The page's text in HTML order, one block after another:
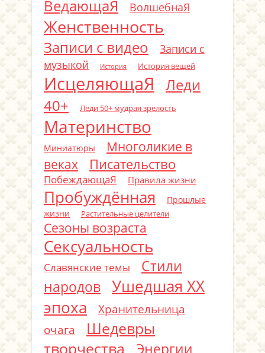
ВедающаЯ ВолшебнаЯ
Женственность
Записи с видео
Записи с
музыкой
История История вещей
ИсцеляющаЯ
Леди
40+
Леди 50+ мудрая зрелость
Материнство
Миниатюры
Многоликие в
веках
Писательство
ПобеждающаЯ Правила жизни
Пробуждённая
Прошлые
жизни
Растительные целители
Сезоны возраста
Сексуальность
Славянские темы
Стили
народов
Ушедшая ХХ
эпоха
Хранительница
очага
Шедевры
творчества
Энергии